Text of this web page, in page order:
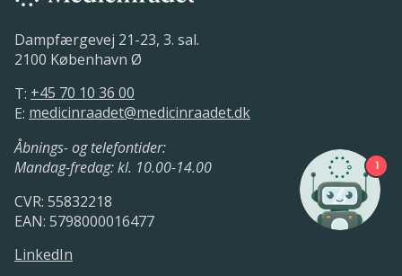
Dampfærgevej 21-23, 3. sal.
2100 København Ø
T: +45 70 10 36 00
E: medicinraadet@medicinraadet.dk
Åbnings- og telefontider:
Mandag-fredag: kl. 10.00-14.00
CVR: 55832218
EAN: 5798000016477
LinkedIn
1